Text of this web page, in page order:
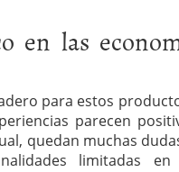
en las
para estos
parecen
quedan muchas
limitadas en